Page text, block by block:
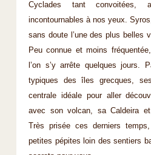
Cyclades tant convoitées,
incontournables à nos yeux.
sans doute l’une des plus belles
Peu connue et moins
l’on s’y arrête quelques jours.
typiques des îles grecques,
centrale idéale pour aller
avec son volcan, sa Caldeira
Très prisée ces derniers
petites pépites loin des sentiers